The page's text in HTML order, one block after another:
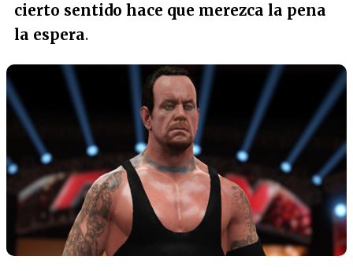
cierto sentido hace que merezca la pena
la espera.